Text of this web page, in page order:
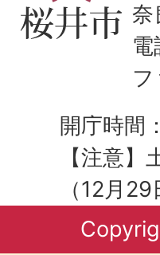
奈
開庁時間
【注意
（12月